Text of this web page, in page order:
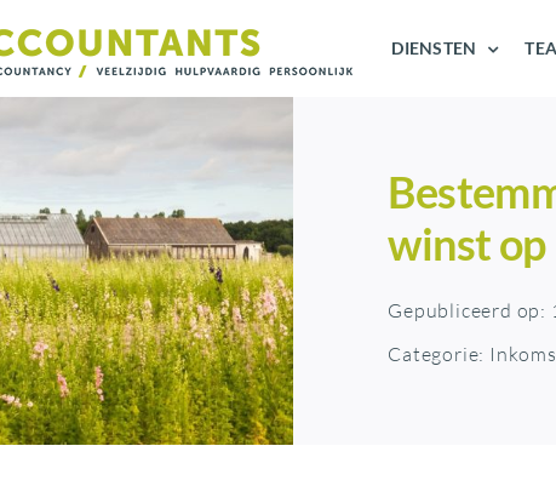
DIENSTEN
winst op
Gepubliceerd op:
Categorie: